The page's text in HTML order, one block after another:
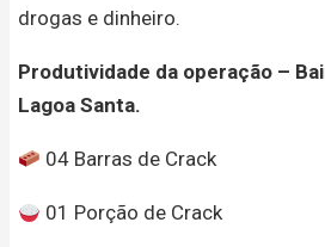
drogas e dinheiro.
Produtividade da operação –
Lagoa Santa.
04 Barras de Crack
01 Porção de Crack